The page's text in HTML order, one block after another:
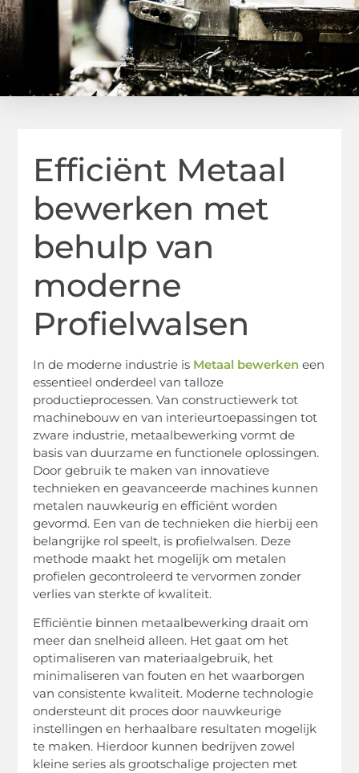
Efficiënt Metaal
bewerken met
behulp van
moderne
Profielwalsen
In de moderne industrie is Metaal bewerken een
essentieel onderdeel van talloze
productieprocessen. Van constructiewerk tot
machinebouw en van interieurtoepassingen tot
zware industrie, metaalbewerking vormt de
basis van duurzame en functionele oplossingen.
Door gebruik te maken van innovatieve
technieken en geavanceerde machines kunnen
metalen nauwkeurig en efficiënt worden
gevormd. Een van de technieken die hierbij een
belangrijke rol speelt, is profielwalsen. Deze
methode maakt het mogelijk om metalen
profielen gecontroleerd te vervormen zonder
verlies van sterkte of kwaliteit.
Efficiëntie binnen metaalbewerking draait om
meer dan snelheid alleen. Het gaat om het
optimaliseren van materiaalgebruik, het
minimaliseren van fouten en het waarborgen
van consistente kwaliteit. Moderne technologie
ondersteunt dit proces door nauwkeurige
instellingen en herhaalbare resultaten mogelijk
te maken. Hierdoor kunnen bedrijven zowel
kleine series als grootschalige projecten met